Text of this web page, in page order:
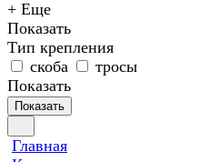
+ Еще
Показать
Тип крепления
скоба
тросы
Показать
Показать
Главная